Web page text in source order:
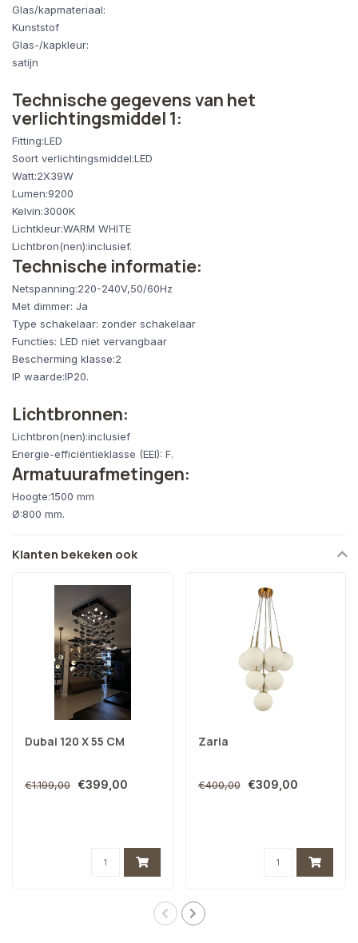
Glas/kapmateriaal:
Kunststof
Glas-/kapkleur:
satijn
Technische gegevens van het
verlichtingsmiddel 1:
Fitting:LED
Soort verlichtingsmiddel:LED
Watt:2X39W
Lumen:9200
Kelvin:3000K
Lichtkleur:WARM WHITE
Lichtbron(nen):inclusief.
Technische informatie:
Netspanning:220-240V,50/60Hz
Met dimmer: Ja
Type schakelaar: zonder schakelaar
Functies: LED niet vervangbaar
Bescherming klasse:2
IP waarde:IP20.
Lichtbronnen:
Lichtbron(nen):inclusief
Energie-efficiëntieklasse (EEI): F.
Armatuurafmetingen:
Hoogte:1500 mm
Ø:800 mm.
Klanten bekeken ook
Dubai 120 X 55 CM
€1.199,00 €399,00
Zaria
€400,00 €309,00